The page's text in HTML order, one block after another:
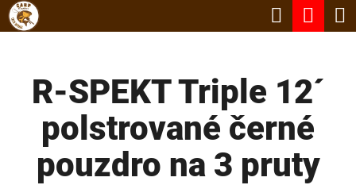
Přejít
Hledat
R-SPEKT Triple 12´
polstrované černé
pouzdro na 3 pruty
K
O